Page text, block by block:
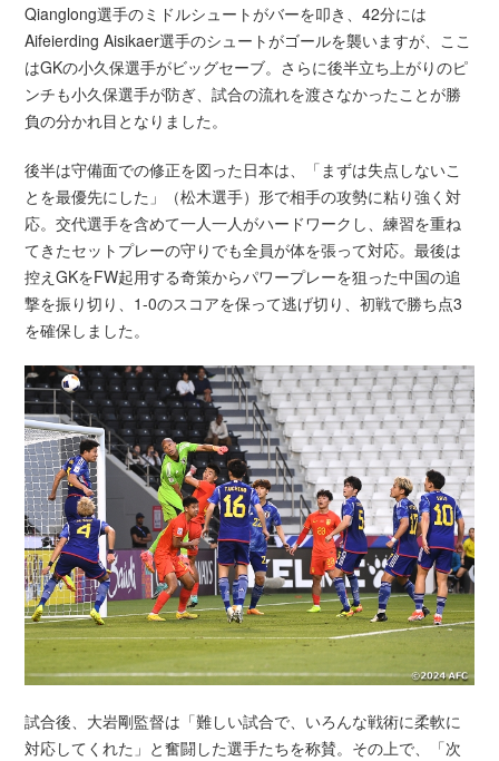
Qianglong選手のミドルシュートがバーを叩き、42分には
Aifeierding Aisikaer選手のシュートがゴールを襲いますが、ここ
はGKの小久保選手がビッグセーブ。さらに後半立ち上がりのピ
ンチも小久保選手が防ぎ、試合の流れを渡さなかったことが勝
負の分かれ目となりました。
後半は守備面での修正を図った日本は、「まずは失点しないこ
とを最優先にした」（松木選手）形で相手の攻勢に粘り強く対
応。交代選手を含めて一人一人がハードワークし、練習を重ね
てきたセットプレーの守りでも全員が体を張って対応。最後は
控えGKをFW起用する奇策からパワープレーを狙った中国の追
撃を振り切り、1-0のスコアを保って逃げ切り、初戦で勝ち点3
を確保しました。
試合後、大岩剛監督は「難しい試合で、いろんな戦術に柔軟に
対応してくれた」と奮闘した選手たちを称賛。その上で、「次